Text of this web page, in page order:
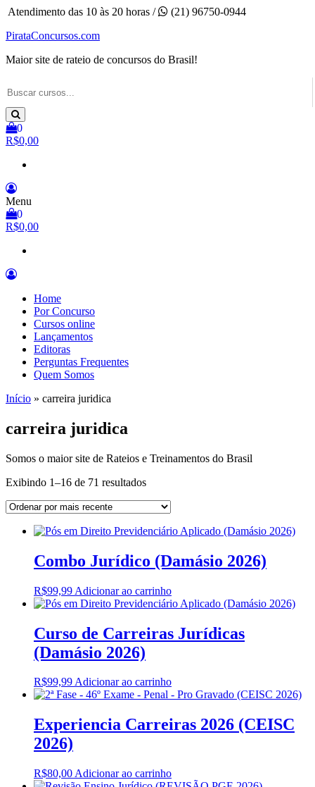
Pular
o
Atendimento das 10 às 20 horas /
(21) 96750-0944
PirataConcursos.com
Maior site de rateio de concursos do Brasil!
0
R$0,00
Menu
0
R$0,00
Home
Por Concurso
Cursos online
Lançamentos
Editoras
Perguntas Frequentes
Quem Somos
Início » carreira juridica
carreira juridica
Somos o maior site de Rateios e Treinamentos do Brasil
Exibindo 1–16 de 71 resultadosSorted
latest
Combo Jurídico (Damásio 2026)
R$99,99 Adicionar ao carrinho
Curso de Carreiras Jurídicas
(Damásio 2026)
R$99,99Adicionar ao carrinho
Experiencia Carreiras 2026 (CEISC
2026)
R$80,00 Adicionar ao carrinho